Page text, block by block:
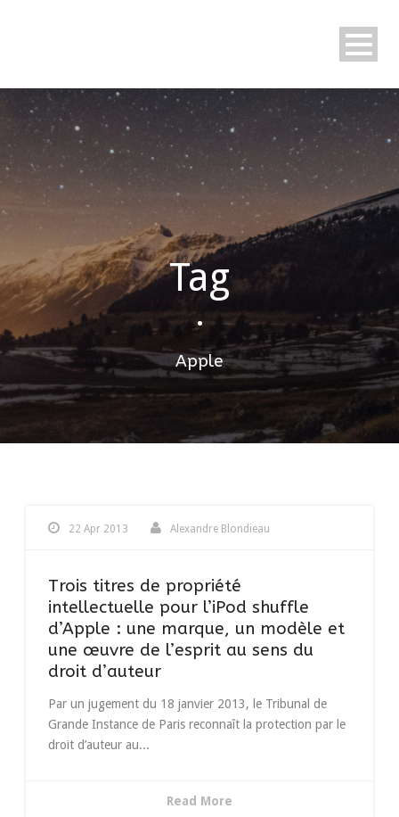
Tag
•
Apple
22 Apr 2013 Alexandre Blondieau
Trois titres de propriété
intellectuelle pour l’iPod shuffle
d’Apple : une marque, un modèle et
une œuvre de l’esprit au sens du
droit d’auteur
Par un jugement du 18 janvier 2013, le Tribunal de
Grande Instance de Paris reconnaît la protection par le
droit d’auteur au...
Read More